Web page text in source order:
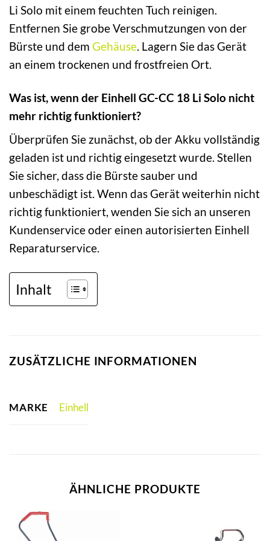
Li Solo mit einem feuchten Tuch reinigen.
Entfernen Sie grobe Verschmutzungen von der
Bürste und dem Gehäuse. Lagern Sie das Gerät
an einem trockenen und frostfreien Ort.
Was ist, wenn der Einhell GC-CC 18 Li Solo nicht
mehr richtig funktioniert?
Überprüfen Sie zunächst, ob der Akku vollständig
geladen ist und richtig eingesetzt wurde. Stellen
Sie sicher, dass die Bürste sauber und
unbeschädigt ist. Wenn das Gerät weiterhin nicht
richtig funktioniert, wenden Sie sich an unseren
Kundenservice oder einen autorisierten Einhell
Reparaturservice.
Inhalt
ZUSÄTZLICHE INFORMATIONEN
MARKE Einhell
ÄHNLICHE PRODUKTE